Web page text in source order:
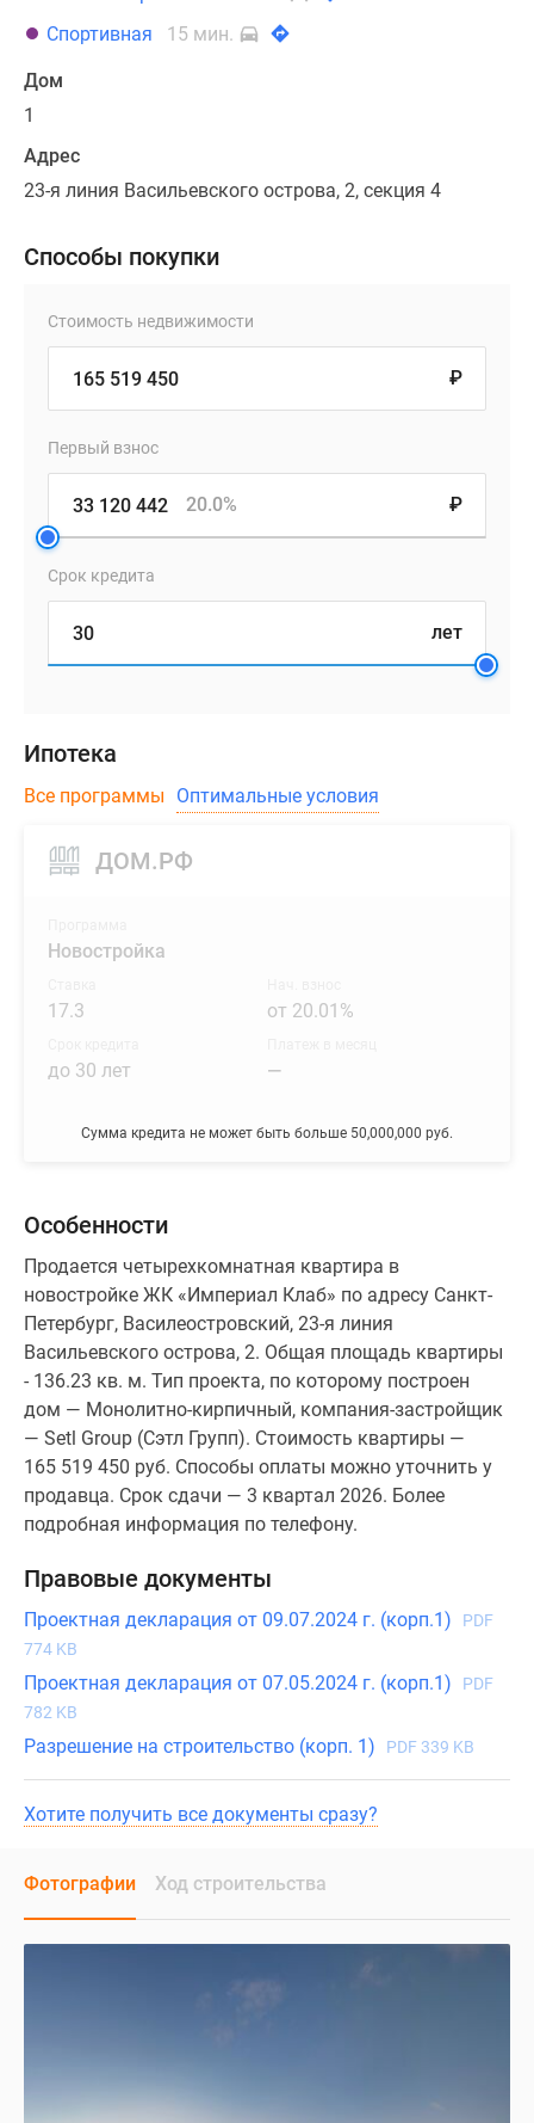
Спортивная
15 мин.
Дом
1
Адрес
23-я линия Васильевского острова, 2, секция 4
Способы покупки
Стоимость недвижимости
₽
Первый взнос
₽
20.0%
Срок кредита
лет
Ипотека
Все программы Оптимальные условия
ДОМ.РФ
Сумма кредита не может быть больше 50,000,000 руб.
Новостройка
17.3 от 20.01%
до 30 лет —
Особенности
Продается четырехкомнатная квартира в
новостройке ЖК «Империал Клаб» по адресу Санкт-
Петербург, Василеостровский, 23-я линия
Васильевского острова, 2. Общая площадь квартиры
- 136.23 кв. м. Тип проекта, по которому построен
дом — Монолитно-кирпичный, компания-застройщик
— Setl Group (Сэтл Групп). Стоимость квартиры —
165 519 450 руб. Способы оплаты можно уточнить у
продавца. Срок сдачи — 3 квартал 2026. Более
подробная информация по телефону.
Правовые документы
Проектная декларация от 09.07.2024 г. (корп.1)
PDF
774 KB
Проектная декларация от 07.05.2024 г. (корп.1)
PDF
782 KB
Разрешение на строительство (корп. 1) PDF 339 KB
Хотите получить все документы сразу?
Фотографии Ход строительства